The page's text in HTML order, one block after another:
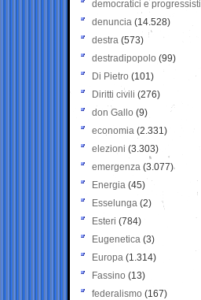
democratici e progressisti
denuncia (14.528)
destra (573)
destradipopolo (99)
Di Pietro (101)
Diritti civili (276)
don Gallo (9)
economia (2.331)
elezioni (3.303)
emergenza (3.077)
Energia (45)
Esselunga (2)
Esteri (784)
Eugenetica (3)
Europa (1.314)
Fassino (13)
federalismo (167)